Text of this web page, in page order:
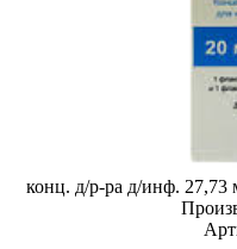
конц. д/р-ра д/инф. 27,73